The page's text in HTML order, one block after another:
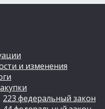
и изменения
223 федеральный закон